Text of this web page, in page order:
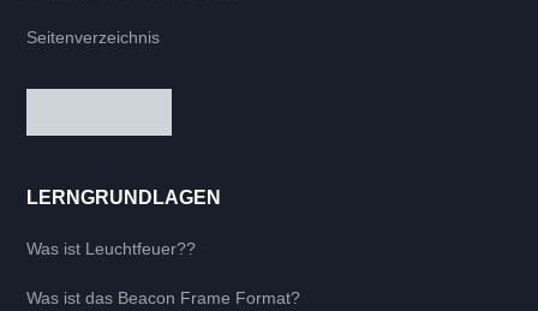
Seitenverzeichnis
LERNGRUNDLAGEN
Was ist Leuchtfeuer??
Was ist das Beacon Frame Format?